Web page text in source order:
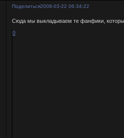
Поделиться2008-03-22 06:34:22
Сюда мы выкладываем те фанфики,
0